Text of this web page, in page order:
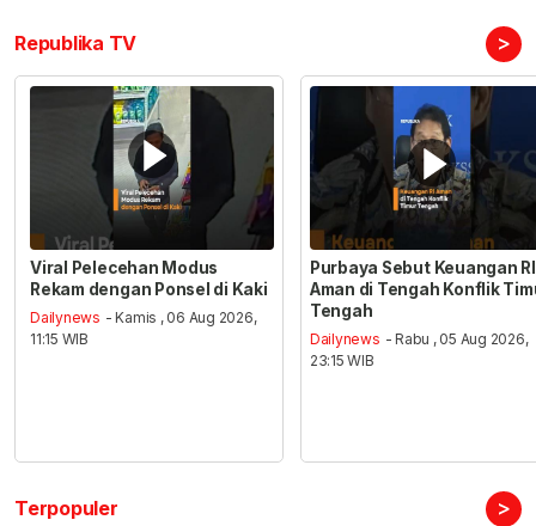
Republika TV >
Viral Pelecehan Modus
Rekam dengan Ponsel di Kaki
Dailynews - Kamis , 06 Aug 2026,
11:15 WIB
Purbaya Sebut Keuangan RI
Aman di Tengah Konflik
Tengah
Dailynews - Rabu , 05 Aug 2026,
23:15 WIB
Terpopuler >